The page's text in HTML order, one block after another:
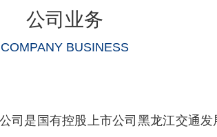
公司业务
COMPANY BUSINESS
司是国有控股上市公司黑龙江交通